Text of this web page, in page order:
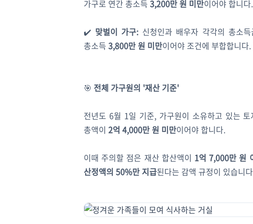
가구로 연간 총소득 3,200만 원 미만이어야 합니
✔️ 맞벌이 가구: 신청인과 배우자 각각의 총소
총소득 3,800만 원 미만이어야 조건에 부합합니
🎯 전체 가구원의 '재산 기준'
전년도 6월 1일 기준, 가구원이 소유하고 있는
총액이 2억 4,000만 원 미만이어야 합니다.
이때 주의할 점은 재산 합산액이 1억 7,000만 원
산정액의 50%만 지급된다는 감액 규정이 있습니